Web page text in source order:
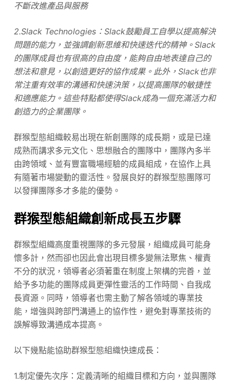
不斷改進產品與服務
2.Slack Technologies：Slack鼓勵員工自學以提高解決
問題的能力，並強調創新思維和快速迭代的精神。Slack
的團隊成員也有很高的自由度，能夠自由地表達自己的
想法和意見，以創造更好的協作成果。此外，Slack也非
常注重有效率的溝通和快速決策，以提高團隊的敏捷性
和適應能力。這些特點都使得Slack成為一個充滿活力和
創造力的企業團隊。
群猴型態組織較易出現在新創團隊的成長期，或是已達
成熟而講求多元文化、思想融合的團隊中，團隊內多半
由跨領域、並有豐富職場經驗的成員組成，在協作上具
有隨著市場變動的靈活性。發展良好的群猴型態團隊可
以發揮團隊多才多能的優勢。
群猴型態組織創新成長五步驟
群猴型組織高度重視團隊的多元發展，組織成員可能身
懷多計，然而卻也因此會出現目標多變無法聚焦、權責
不分的狀況，領導者必須著重在制度上架構的完善，並
給予多功能的團隊成員更彈性靈活的工作時間、自我成
長資源。同時，領導者也需主動了解各領域的專業技
能，增強與跨部門溝通上的協作性，避免對專業技術的
誤解導致溝通成本提高。
以下幾點能協助群猴型態組織快速成長：
1.制定優先次序：定義清晰的組織目標和方向，並與團隊